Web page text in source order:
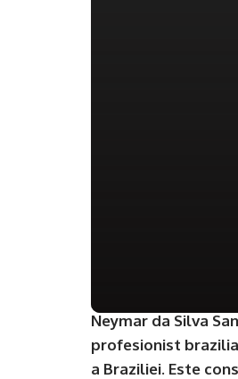
Neymar da Silva
profesionist
a Braziliei. Este